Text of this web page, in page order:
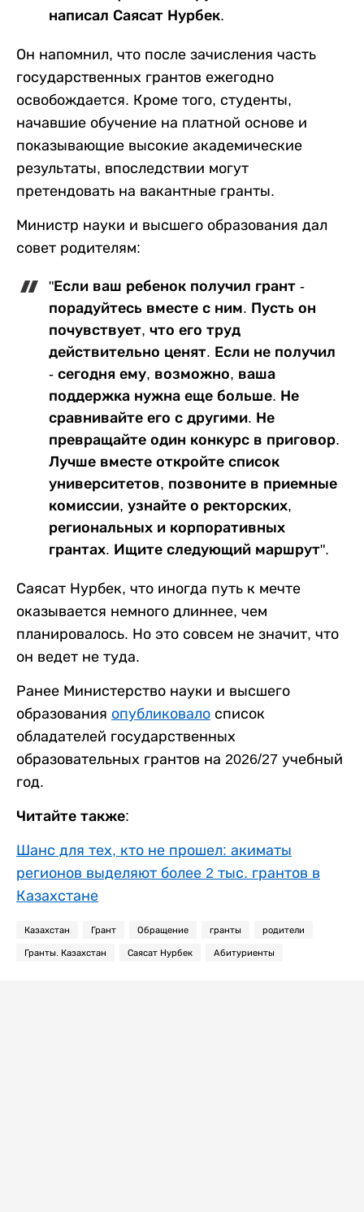
написал Саясат Нурбек.
Он напомнил, что после зачисления часть
государственных грантов ежегодно
освобождается. Кроме того, студенты,
начавшие обучение на платной основе и
показывающие высокие академические
результаты, впоследствии могут
претендовать на вакантные гранты.
Министр науки и высшего образования дал
совет родителям:
"Если ваш ребенок получил грант -
порадуйтесь вместе с ним. Пусть он
почувствует, что его труд
действительно ценят. Если не получил
- сегодня ему, возможно, ваша
поддержка нужна еще больше. Не
сравнивайте его с другими. Не
превращайте один конкурс в приговор.
Лучше вместе откройте список
университетов, позвоните в приемные
комиссии, узнайте о ректорских,
региональных и корпоративных
грантах. Ищите следующий маршрут".
Саясат Нурбек, что иногда путь к мечте
оказывается немного длиннее, чем
планировалось. Но это совсем не значит, что
он ведет не туда.
Ранее Министерство науки и высшего
образования опубликовало список
обладателей государственных
образовательных грантов на 2026/27 учебный
год.
Читайте также:
Шанс для тех, кто не прошел: акиматы
регионов выделяют более 2 тыс. грантов в
Казахстане
Казахстан Грант Обращение гранты родители
Гранты. Казахстан Саясат Нурбек Абитуриенты